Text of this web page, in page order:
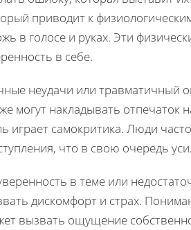
приводит к
в голосе и руках. Эти
в себе.
неудачи или травматичный
могут накладывать отпечаток
играет самокритика. Люди
что в свою очередь
в теме или
дискомфорт и страх.
вызвать ощущение